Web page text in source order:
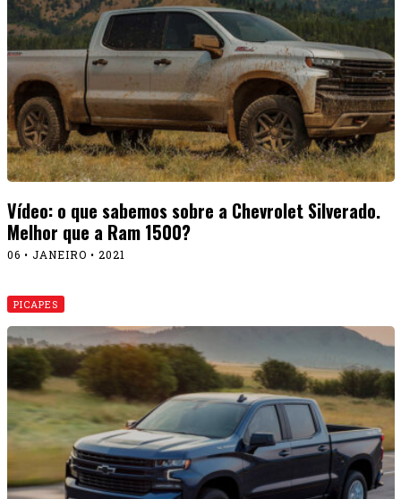
Vídeo: o que sabemos sobre a Chevrolet Silverado.
Melhor que a Ram 1500?
06 • JANEIRO • 2021
PICAPES